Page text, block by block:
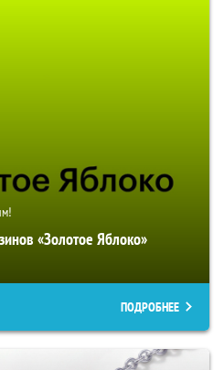
«Золотое Яблоко»
ПОДРОБНЕЕ